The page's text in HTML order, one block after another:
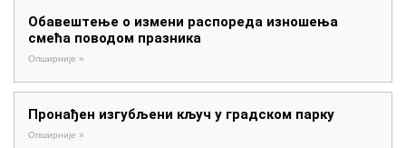
Обавештење о измени распореда изношења
смећа поводом празника
Опширније »
Пронађен изгубљени кључ у градском парку
Опширније »